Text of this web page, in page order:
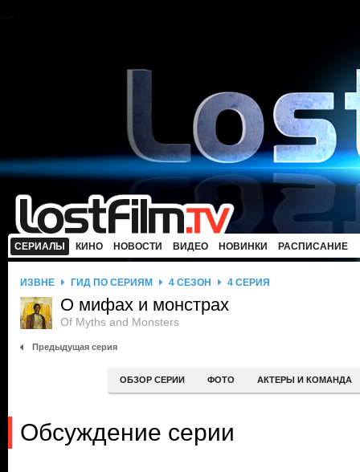
СЕРИАЛЫ КИНО НОВОСТИ ВИДЕО НОВИНКИ РАСПИСАНИЕ
ИЗВНЕ ГИД ПО СЕРИЯМ 4 СЕЗОН 4 СЕРИЯ
О мифах и монстрах
Of Myths and Monsters
Предыдущая серия
ОБЗОР СЕРИИ ФОТО АКТЕРЫ И КОМАНДА
Обсуждение серии